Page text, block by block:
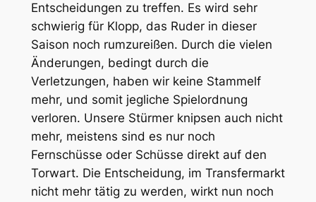
Entscheidungen zu treffen. Es wird sehr
schwierig für Klopp, das Ruder in dieser
Saison noch rumzureißen. Durch die vielen
Änderungen, bedingt durch die
Verletzungen, haben wir keine Stammelf
mehr, und somit jegliche Spielordnung
verloren. Unsere Stürmer knipsen auch nicht
mehr, meistens sind es nur noch
Fernschüsse oder Schüsse direkt auf den
Torwart. Die Entscheidung, im Transfermarkt
nicht mehr tätig zu werden, wirkt nun noch